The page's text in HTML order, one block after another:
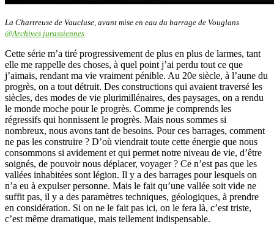
La Chartreuse de Vaucluse, avant mise en eau du barrage de Vouglans
@Archives jurassiennes
Cette série m’a tiré progressivement de plus en plus de larmes, tant
elle me rappelle des choses, à quel point j’ai perdu tout ce que
j’aimais, rendant ma vie vraiment pénible. Au 20e siècle, à l’aune du
progrès, on a tout détruit. Des constructions qui avaient traversé les
siècles, des modes de vie plurimillénaires, des paysages, on a rendu
le monde moche pour le progrès. Comme je comprends les
régressifs qui honnissent le progrès. Mais nous sommes si
nombreux, nous avons tant de besoins. Pour ces barrages, comment
ne pas les construire ? D’où viendrait toute cette énergie que nous
consommons si avidement et qui permet notre niveau de vie, d’être
soignés, de pouvoir nous déplacer, voyager ? Ce n’est pas que les
vallées inhabitées sont légion. Il y a des barrages pour lesquels on
n’a eu à expulser personne. Mais le fait qu’une vallée soit vide ne
suffit pas, il y a des paramètres techniques, géologiques, à prendre
en considération. Si on ne le fait pas ici, on le fera là, c’est triste,
c’est même dramatique, mais tellement indispensable.